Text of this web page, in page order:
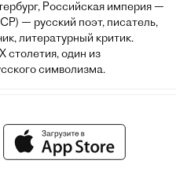
Российская империя —
— русский поэт, писатель,
литературный критик.
столетия, один из
символизма.